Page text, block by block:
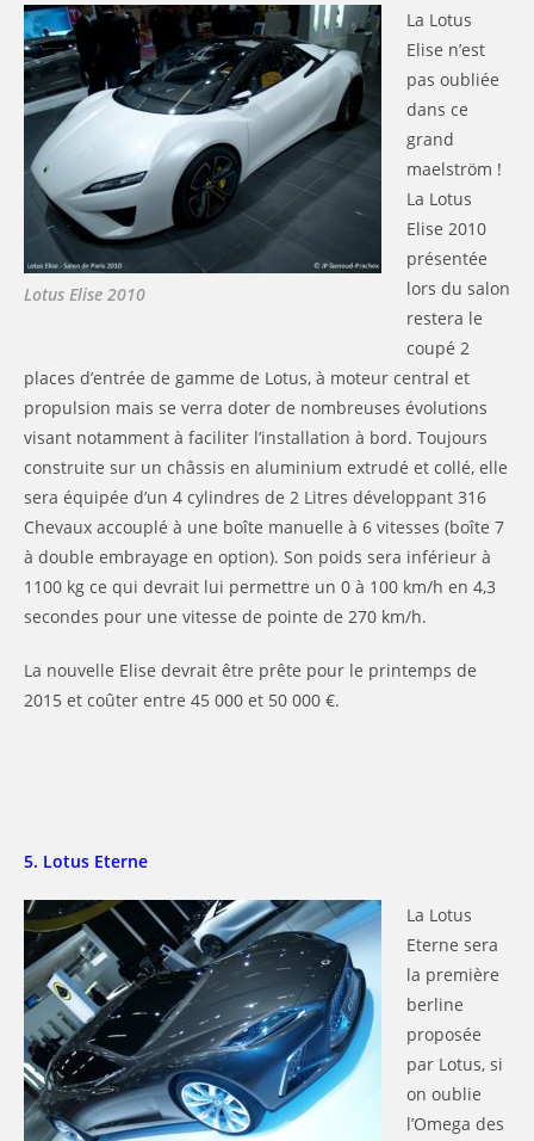
Lotus Elise 2010
La Lotus
Elise n’est
pas oubliée
dans ce
grand
maelström !
La Lotus
Elise 2010
présentée
lors du salon
restera le
coupé 2
places d’entrée de gamme de Lotus, à moteur central et
propulsion mais se verra doter de nombreuses évolutions
visant notamment à faciliter l’installation à bord. Toujours
construite sur un châssis en aluminium extrudé et collé, elle
sera équipée d’un 4 cylindres de 2 Litres développant 316
Chevaux accouplé à une boîte manuelle à 6 vitesses (boîte 7
à double embrayage en option). Son poids sera inférieur à
1100 kg ce qui devrait lui permettre un 0 à 100 km/h en 4,3
secondes pour une vitesse de pointe de 270 km/h.
La nouvelle Elise devrait être prête pour le printemps de
2015 et coûter entre 45 000 et 50 000 €.
5. Lotus Eterne
La Lotus
Eterne sera
la première
berline
proposée
par Lotus, si
on oublie
l’Omega des